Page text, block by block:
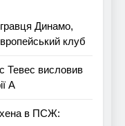
Динамо,
клуб
Тевес висловив
А
в ПСЖ: